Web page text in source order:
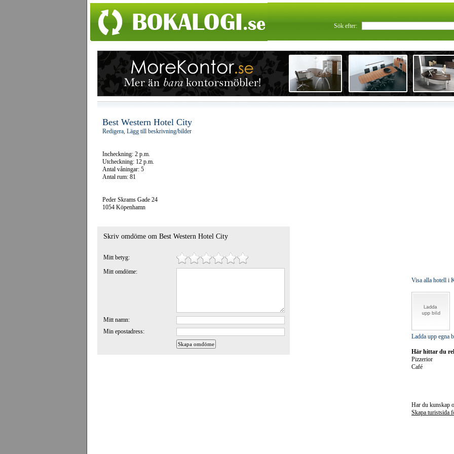
Sök efter:
Best Western Hotel City
Redigera, Lägg till beskrivning/bilder
Incheckning: 2 p.m.
Utcheckning: 12 p.m.
Antal våningar: 5
Antal rum: 81
Peder Skrams Gade 24
1054 Köpenhamn
Skriv omdöme om Best Western Hotel City
Mitt betyg:
Mitt omdöme:
Mitt namn:
Min epostadress:
Visa alla hotell i
Ladda upp egna
Här hittar du
Pizzerior
Café
Har du kunskap
Skapa turistsida